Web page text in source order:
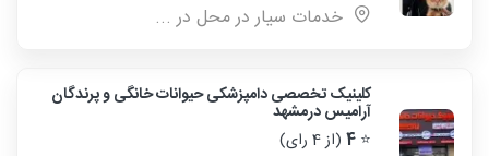
خدمات سیار در محل در ...
کلینیک تخصصی دامپزشکی حیوانات خانگی و پرندگان
آرامیس درمشهد
⭐
4 (از 4 رای)